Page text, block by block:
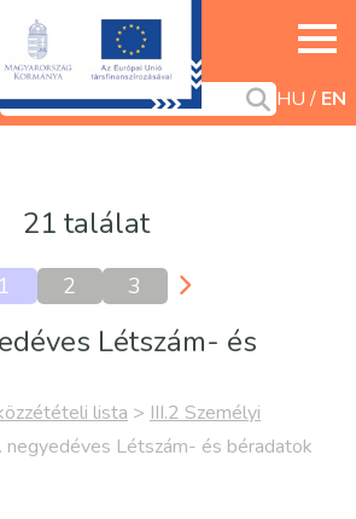
HU EN
21 találat
1 2 3
Létszám- és
lista > III.2 Személyi
negyedéves Létszám- és béradatok